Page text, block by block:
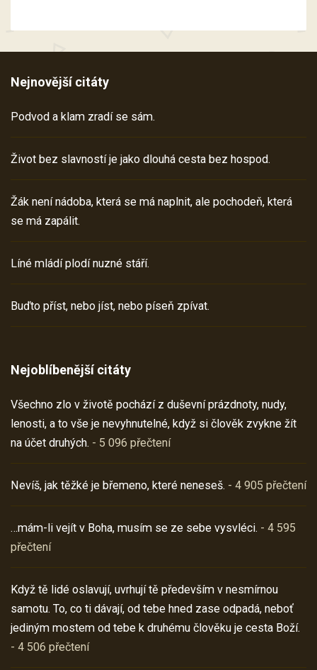
Nejnovější citáty
Podvod a klam zradí se sám.
Život bez slavností je jako dlouhá cesta bez hospod.
Žák není nádoba, která se má naplnit, ale pochodeň, která
se má zapálit.
Líné mládí plodí nuzné stáří.
Buďto příst, nebo jíst, nebo píseň zpívat.
Nejoblíbenější citáty
Všechno zlo v životě pochází z duševní prázdnoty, nudy,
lenosti, a to vše je nevyhnutelné, když si člověk zvykne žít
na účet druhých. - 5 096 přečtení
Nevíš, jak těžké je břemeno, které neneseš. - 4 905 přečtení
…mám-li vejít v Boha, musím se ze sebe vysvléci. - 4 595
přečtení
Když tě lidé oslavují, uvrhují tě především v nesmírnou
samotu. To, co ti dávají, od tebe hned zase odpadá, neboť
jediným mostem od tebe k druhému člověku je cesta Boží.
- 4 506 přečtení